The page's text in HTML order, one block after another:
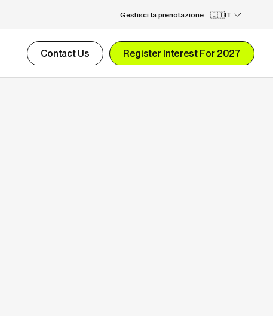
Gestisci la prenotazione IT
Contact Us Register Interest For 2027